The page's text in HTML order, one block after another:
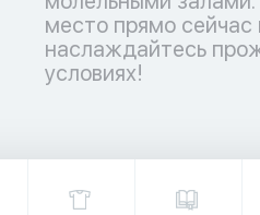
условиях!